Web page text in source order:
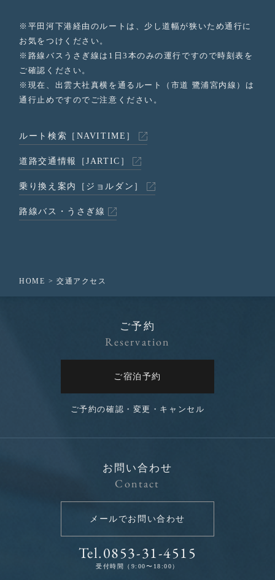
※平田河下港経由のルートは、少し道幅が狭いため通行に
お気をつけください。
※路線バスうさぎ線は1日3本のみの運行ですので時刻表を
ご確認ください。
※現在、出雲大社真横を通るルート（市道 鷺浦宮内線）は
通行止めですのでご注意ください。
ルート検索［NAVITIME］
道路交通情報［JARTIC］
乗り換え案内［ジョルダン］
路線バス・うさぎ線
HOME 交通アクセス
ご予約
Reservation
ご宿泊予約
ご予約の確認・変更・キャンセル
お問い合わせ
Contact
メールでお問い合わせ
Tel.0853-31-4515
受付時間（9:00〜18:00）